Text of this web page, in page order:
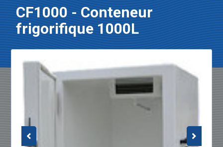
CF1000 - Conteneur
frigorifique 1000L